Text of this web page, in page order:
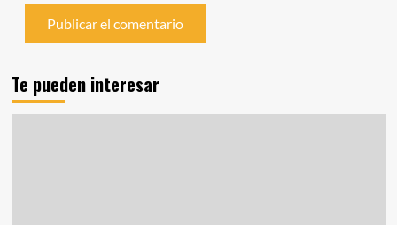
Te pueden interesar